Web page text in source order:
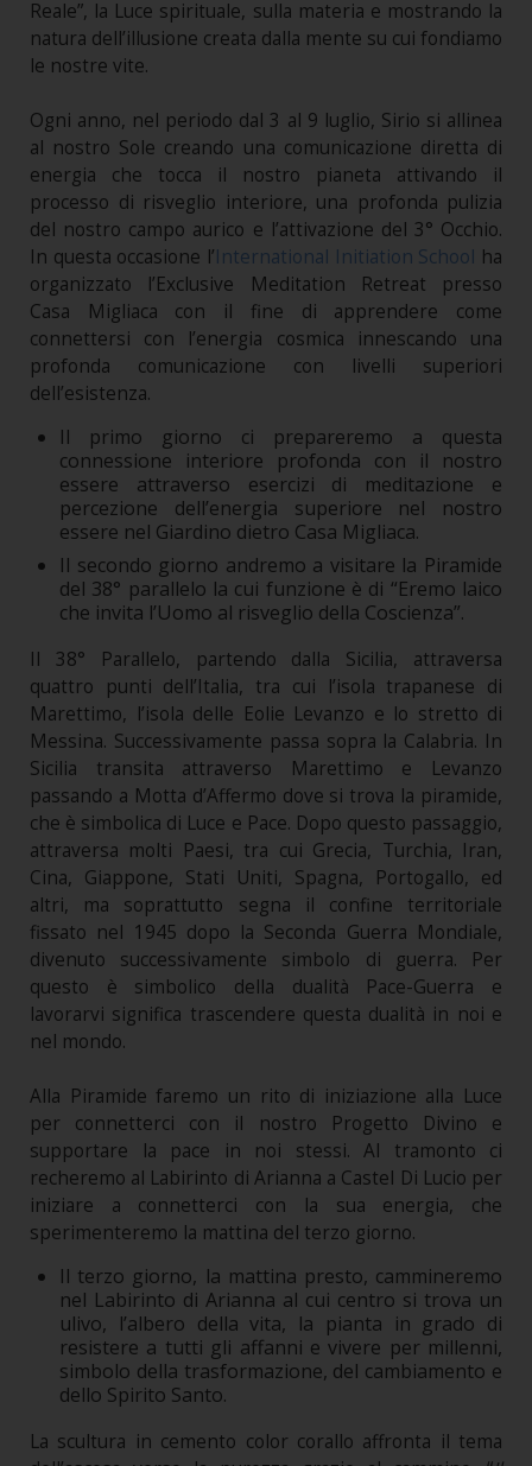
Reale”, la Luce spirituale, sulla materia e mostrando la
natura dell’illusione creata dalla mente su cui fondiamo
le nostre vite.
Ogni anno, nel periodo dal 3 al 9 luglio, Sirio si allinea
al nostro Sole creando una comunicazione diretta di
energia che tocca il nostro pianeta attivando il
processo di risveglio interiore, una profonda pulizia
del nostro campo aurico e l’attivazione del 3° Occhio.
In questa occasione l’International Initiation School ha
organizzato l’Exclusive Meditation Retreat presso
Casa Migliaca con il fine di apprendere come
connettersi con l’energia cosmica innescando una
profonda comunicazione con livelli superiori
dell’esistenza.
Il primo giorno ci prepareremo a questa
connessione interiore profonda con il nostro
essere attraverso esercizi di meditazione e
percezione dell’energia superiore nel nostro
essere nel Giardino dietro Casa Migliaca.
Il secondo giorno andremo a visitare la Piramide
del 38° parallelo la cui funzione è di “Eremo laico
che invita l’Uomo al risveglio della Coscienza”.
Il 38° Parallelo, partendo dalla Sicilia, attraversa
quattro punti dell’Italia, tra cui l’isola trapanese di
Marettimo, l’isola delle Eolie Levanzo e lo stretto di
Messina. Successivamente passa sopra la Calabria. In
Sicilia transita attraverso Marettimo e Levanzo
passando a Motta d’Affermo dove si trova la piramide,
che è simbolica di Luce e Pace. Dopo questo passaggio,
attraversa molti Paesi, tra cui Grecia, Turchia, Iran,
Cina, Giappone, Stati Uniti, Spagna, Portogallo, ed
altri, ma soprattutto segna il confine territoriale
fissato nel 1945 dopo la Seconda Guerra Mondiale,
divenuto successivamente simbolo di guerra. Per
questo è simbolico della dualità Pace-Guerra e
lavorarvi significa trascendere questa dualità in noi e
nel mondo.
Alla Piramide faremo un rito di iniziazione alla Luce
per connetterci con il nostro Progetto Divino e
supportare la pace in noi stessi. Al tramonto ci
recheremo al Labirinto di Arianna a Castel Di Lucio per
iniziare a connetterci con la sua energia, che
sperimenteremo la mattina del terzo giorno.
Il terzo giorno, la mattina presto, cammineremo
nel Labirinto di Arianna al cui centro si trova un
ulivo, l’albero della vita, la pianta in grado di
resistere a tutti gli affanni e vivere per millenni,
simbolo della trasformazione, del cambiamento e
dello Spirito Santo.
La scultura in cemento color corallo affronta il tema